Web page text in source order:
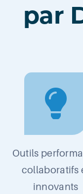
par
Outils
collaboratifs
innovants